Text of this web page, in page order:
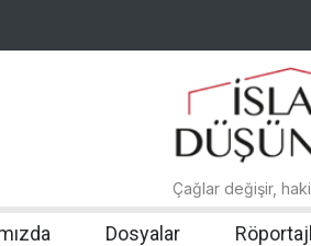
Çağlar değişir,
Dosyalar